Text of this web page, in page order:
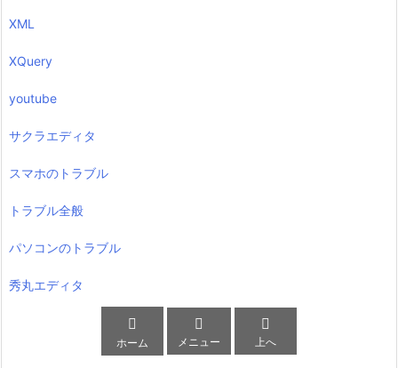
XML
XQuery
youtube
サクラエディタ
スマホのトラブル
トラブル全般
パソコンのトラブル
秀丸エディタ

ホーム

メニュー

上へ